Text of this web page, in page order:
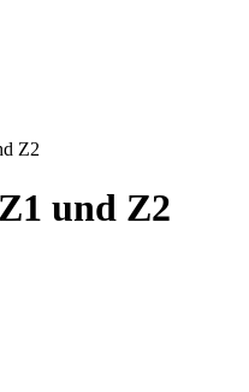
Z2
und Z2